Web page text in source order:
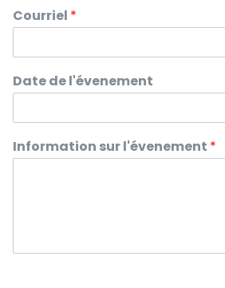
Courriel *
Date de l'évenement
Information sur l'évenement *